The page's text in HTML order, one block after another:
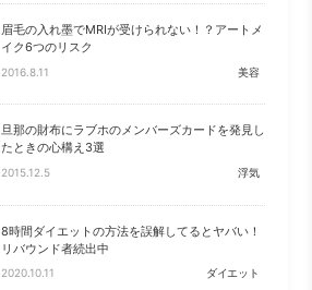
眉毛の入れ墨でMRIが受けられない！？アートメ
イク6つのリスク
2016.8.11 美容
旦那の財布にラブホのメンバーズカードを発見し
たときの心構え3選
2015.12.5 浮気
8時間ダイエットの方法を誤解してるとヤバい！
リバウンド者続出中
2020.10.11 ダイエット